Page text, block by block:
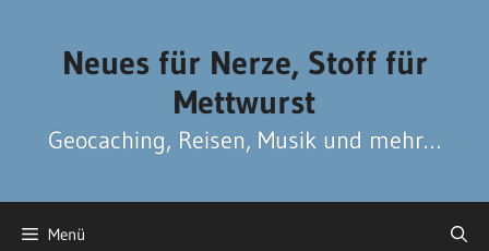
Neues für Nerze, Stoff für
Mettwurst
Geocaching, Reisen, Musik und mehr…
Menü